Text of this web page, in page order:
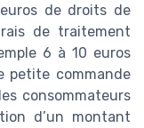
de droits de
de traitement
6 à 10 euros
petite commande
consommateurs
d’un montant